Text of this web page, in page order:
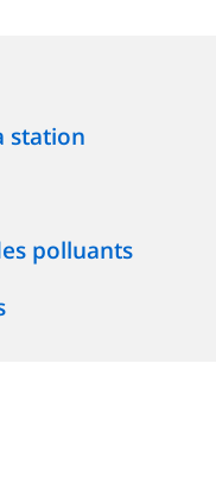
station
polluants